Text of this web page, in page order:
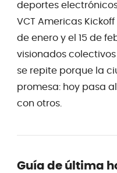
deportes
VCT Americas
de enero y el 15 de
visionados colectivos
se repite porque la
promesa: hoy pasa
con otros.
Guía de última